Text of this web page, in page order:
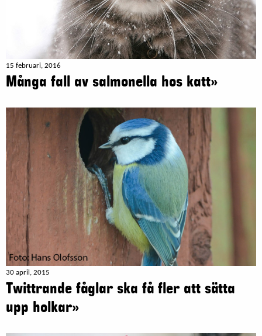
15 februari, 2016
Många fall av salmonella hos katt»
30 april, 2015
Twittrande fåglar ska få fler att sätta
upp holkar»